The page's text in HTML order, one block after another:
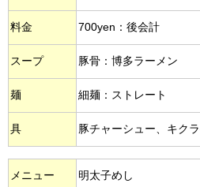
料金 700yen：後会計
スープ 豚骨：博多ラーメン
麺 細麺：ストレート
具 豚チャーシュー、キク
メニュー 明太子めし